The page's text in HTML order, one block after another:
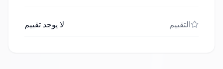
التقييم لا يوجد تقييم